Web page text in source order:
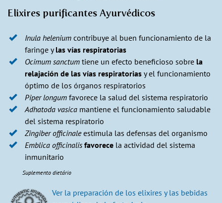
Elixires purificantes Ayurvédicos
Inula helenium contribuye al buen funcionamiento de la
faringe ylas vías respiratorias
Ocimum sanctum tiene un efecto beneficioso sobre la
relajación de las vías respiratorias y el funcionamiento
óptimo de los órganos respiratorios
Piper longum favorece la salud del sistema respiratorio
Adhatoda vasica mantiene el funcionamiento saludable
del sistema respiratorio
Zingiber officinaleestimula las defensas del organismo
Emblica officinalis favorece la actividad del sistema
inmunitario
Suplemento dietário
Ver la preparación de los elixires y las bebidas